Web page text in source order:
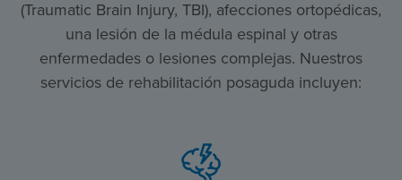
(Traumatic Brain Injury, TBI), afecciones ortopédicas,
una lesión de la médula espinal y otras
enfermedades o lesiones complejas. Nuestros
servicios de rehabilitación posaguda incluyen: